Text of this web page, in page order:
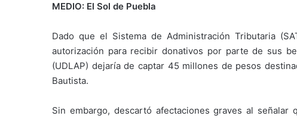
MEDIO: El Sol de Puebla
Dado que el Sistema de Administración Tributaria
autorización para recibir donativos por parte de sus
(UDLAP) dejaría de captar 45 millones de pesos
Bautista.
Sin embargo, descartó afectaciones graves al